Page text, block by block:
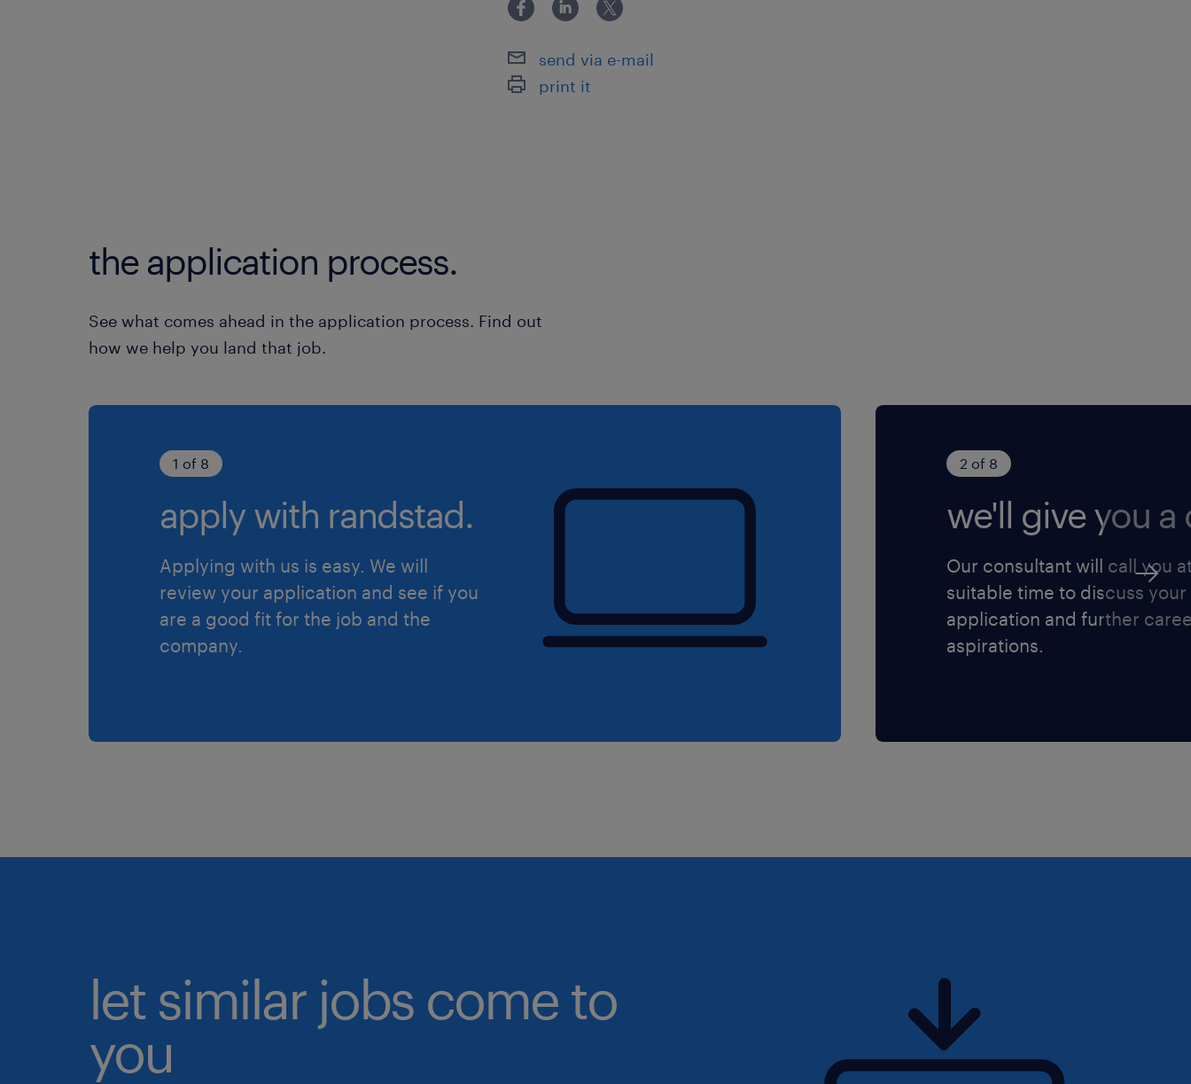
familiebedrijf met een platte organisatie. Medewerkers denken
machines.
vrij tussen kerst en oud en nieuw
send via e-mail
print it
the application process.
See what comes ahead in the application process. Find out
how we help you land that job.
1 of 8
apply with randstad.
Applying with us is easy. We will
review your application and see if you
are a good fit for the job and the
company.
2 of 8
we'll give you a
Our consultant will call you
suitable time to discuss your
application and further
aspirations.
let similar jobs come to
you